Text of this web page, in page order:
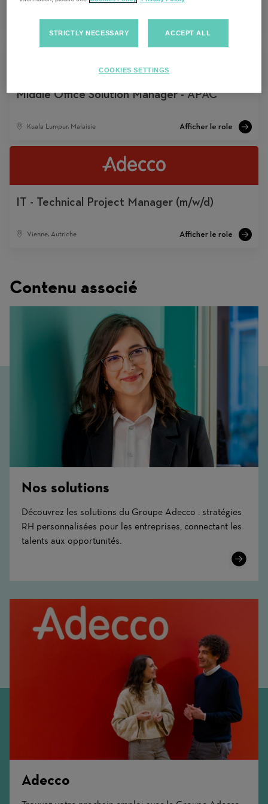
Sydney, Australie
Middle Office Solution Manager - APAC
Kuala Lumpur, Malaisie
IT - Technical Project Manager (m/w/d)
Vienne, Autriche
Contenu associé
Nos solutions
Découvrez les solutions du Groupe Adecco : stratégies
RH personnalisées pour les entreprises, connectant les
talents aux opportunités.
Learn
Adecco
STRICTLY NECESSARY ACCEPT ALL
COOKIES SETTINGS